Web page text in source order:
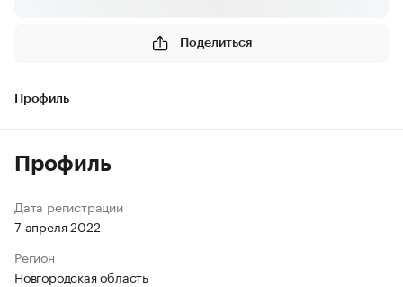
Поделиться
Профиль
Профиль
Дата регистрации
7 апреля 2022
Регион
Новгородская область